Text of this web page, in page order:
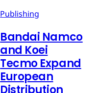
Publishing
Bandai Namco
and Koei
Tecmo Expand
European
Distribution